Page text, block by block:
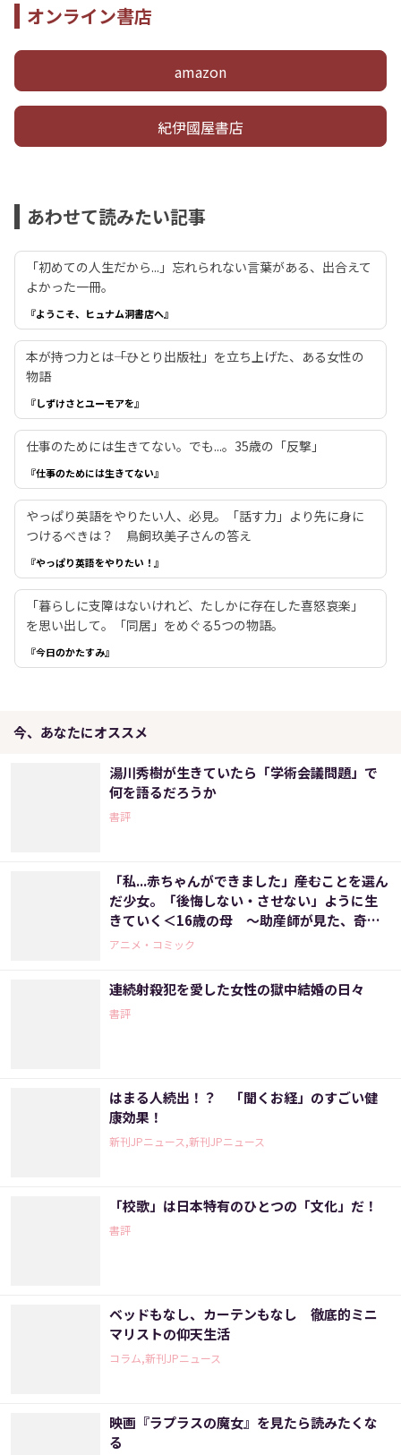
オンライン書店
amazon
紀伊國屋書店
あわせて読みたい記事
「初めての人生だから...」忘れられない言葉がある、出合えて
よかった一冊。
『ようこそ、ヒュナム洞書店へ』
本が持つ力とは――「ひとり出版社」を立ち上げた、ある女性の
物語
『しずけさとユーモアを』
仕事のためには生きてない。でも...。35歳の「反撃」
『仕事のためには生きてない』
やっぱり英語をやりたい人、必見。「話す力」より先に身に
つけるべきは？ 鳥飼玖美子さんの答え
『やっぱり英語をやりたい！』
「暮らしに支障はないけれど、たしかに存在した喜怒哀楽」
を思い出して。「同居」をめぐる5つの物語。
『今日のかたすみ』
今、あなたにオススメ
湯川秀樹が生きていたら「学術会議問題」で
何を語るだろうか
書評
「私...赤ちゃんができました」――産むことを選ん
だ少女。「後悔しない・させない」ように生
きていく＜16歳の母 ～助産師が見た、奇跡
の出産物語～＞
アニメ・コミック
連続射殺犯を愛した女性の獄中結婚の日々
書評
はまる人続出！？ 「聞くお経」のすごい健
康効果！
新刊JPニュース,新刊JPニュース
「校歌」は日本特有のひとつの「文化」だ！
書評
ベッドもなし、カーテンもなし 徹底的ミニ
マリストの仰天生活
コラム,新刊JPニュース
映画『ラプラスの魔女』を見たら読みたくな
る